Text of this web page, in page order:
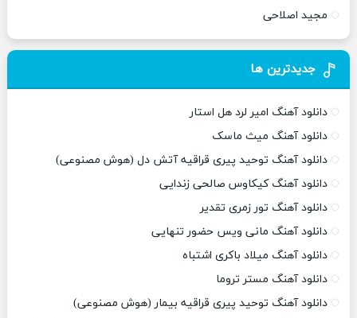
مجید اصلاحی
جدیدترین ها
دانلود آهنگ امیر لرد هل استار
دانلود آهنگ میث ماسک
دانلود آهنگ توحید پیری قراقیه آتش دل (هوش مصنوعی)
دانلود آهنگ کیکاوس صالحی زندایی
دانلود آهنگ تور زمری تقدیر
دانلود آهنگ مانی ویس حضور تنهایی
دانلود آهنگ میلاد باکری اشتباه
دانلود آهنگ مستر تروما
دانلود آهنگ توحید پیری قراقیه بیمار (هوش مصنوعی)